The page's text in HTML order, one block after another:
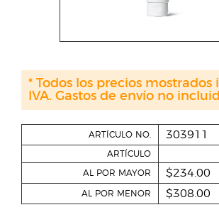
ARTÍCULO NO. 303911
ARTÍCULO
AL POR MAYOR $234.00
AL POR MENOR $308.00
* Todos los precios mostrados
IVA. Gastos de envío no